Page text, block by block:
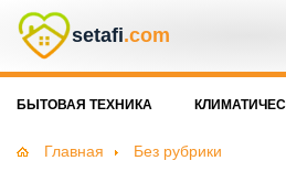
setafi.com
БЫТОВАЯ ТЕХНИКА
Главная Без рубрики